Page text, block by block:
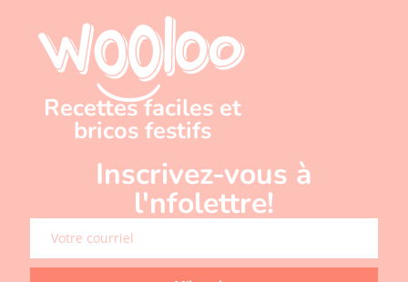
Recettes faciles et
bricos festifs
Inscrivez-vous à
l'nfolettre!